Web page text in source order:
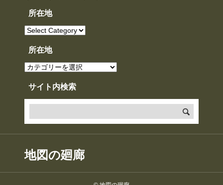
所在地
所
在
所在地
所
在
サイト内検索
地図の廻廊